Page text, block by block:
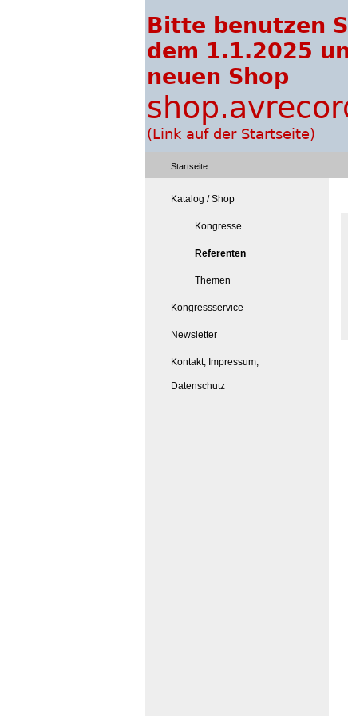
Startseite
Katalog / Shop
Kongresse
Referenten
Themen
Kongressservice
Newsletter
Kontakt, Impressum,
Datenschutz